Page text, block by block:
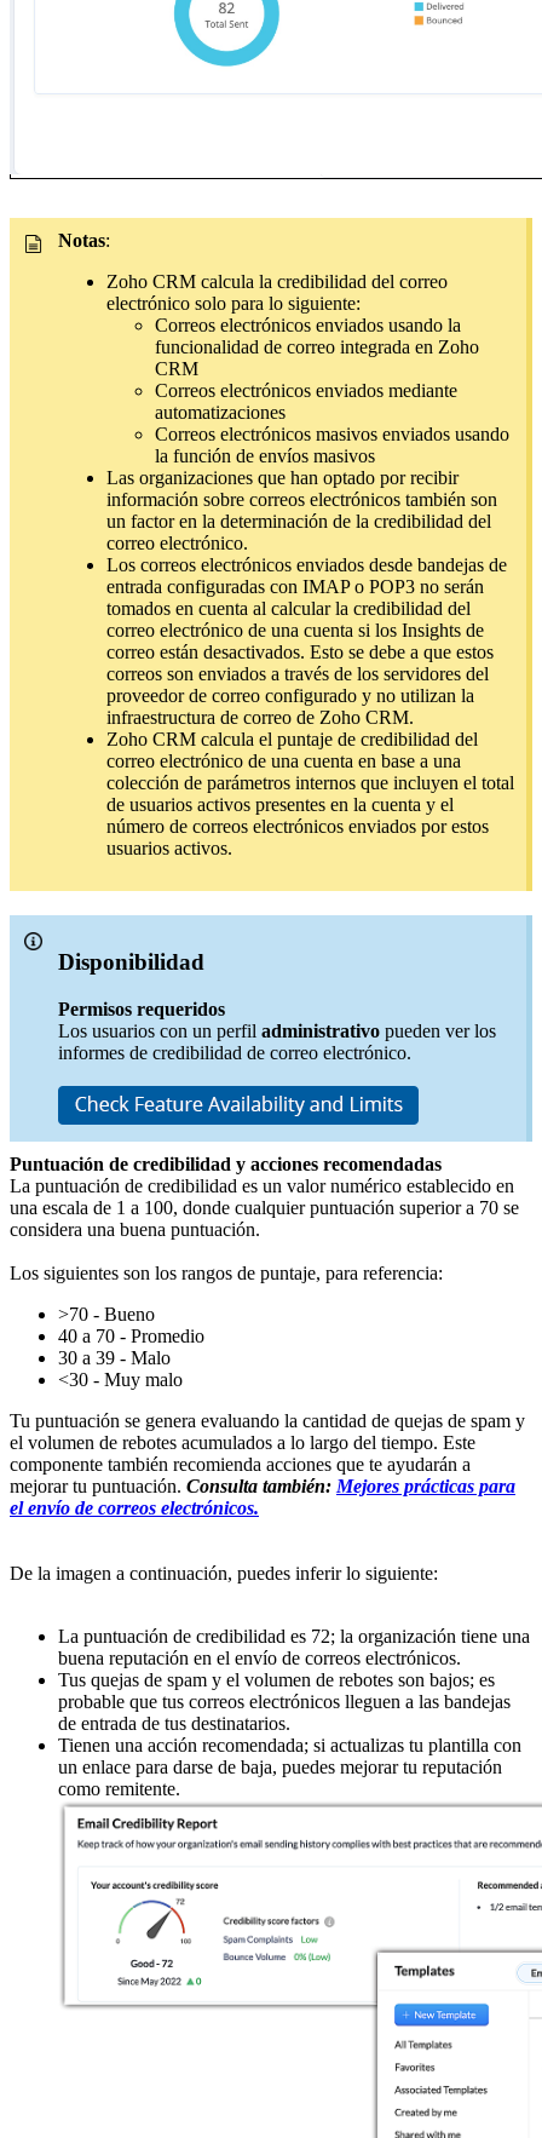
Notas:
Zoho CRM calcula la credibilidad del correo
electrónico solo para lo siguiente:
Correos electrónicos enviados usando la
funcionalidad de correo integrada en Zoho
CRM
Correos electrónicos enviados mediante
automatizaciones
Correos electrónicos masivos enviados usando
la función de envíos masivos
Las organizaciones que han optado por recibir
información sobre correos electrónicos también son
un factor en la determinación de la credibilidad del
correo electrónico.
Los correos electrónicos enviados desde bandejas de
entrada configuradas con IMAP o POP3 no serán
tomados en cuenta al calcular la credibilidad del
correo electrónico de una cuenta si los Insights de
correo están desactivados. Esto se debe a que estos
correos son enviados a través de los servidores del
proveedor de correo configurado y no utilizan la
infraestructura de correo de Zoho CRM.
Zoho CRM calcula el puntaje de credibilidad del
correo electrónico de una cuenta en base a una
colección de parámetros internos que incluyen el total
de usuarios activos presentes en la cuenta y el
número de correos electrónicos enviados por estos
usuarios activos.
Disponibilidad
Permisos requeridos
Los usuarios con un perfil administrativo pueden ver los
informes de credibilidad de correo electrónico.
Puntuación de credibilidad y acciones recomendadas
La puntuación de credibilidad es un valor numérico establecido en
una escala de 1 a 100, donde cualquier puntuación superior a 70 se
considera una buena puntuación.
Los siguientes son los rangos de puntaje, para referencia:
>70 - Bueno
40 a 70 - Promedio
30 a 39 - Malo
<30 - Muy malo
Tu puntuación se genera evaluando la cantidad de quejas de spam y
el volumen de rebotes acumulados a lo largo del tiempo. Este
componente también recomienda acciones que te ayudarán a
mejorar tu puntuación. Consulta también: Mejores prácticas para
el envío de correos electrónicos.
De la imagen a continuación, puedes inferir lo siguiente:
La puntuación de credibilidad es 72; la organización tiene una
buena reputación en el envío de correos electrónicos.
Tus quejas de spam y el volumen de rebotes son bajos; es
probable que tus correos electrónicos lleguen a las bandejas
de entrada de tus destinatarios.
Tienen una acción recomendada; si actualizas tu plantilla con
un enlace para darse de baja, puedes mejorar tu reputación
como remitente.